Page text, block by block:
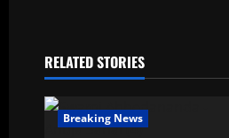
v
i
RELATED STORIES
Breaking News